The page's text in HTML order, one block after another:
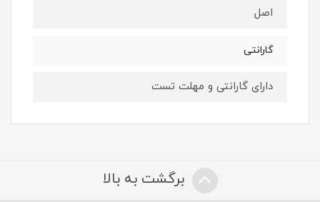
اصل
گارانتی
دارای گارانتی و مهلت تست
برگشت به بالا